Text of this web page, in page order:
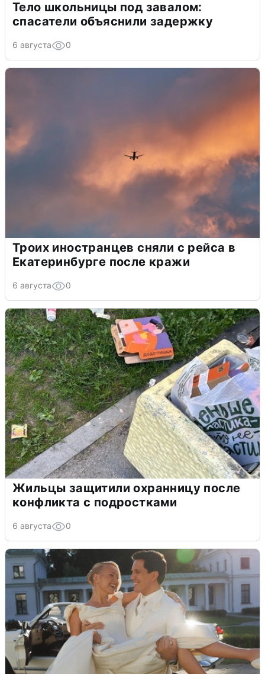
Тело школьницы под завалом:
спасатели объяснили задержку
6 августа 0
Троих иностранцев сняли с рейса в
Екатеринбурге после кражи
6 августа 0
Жильцы защитили охранницу после
конфликта с подростками
6 августа 0